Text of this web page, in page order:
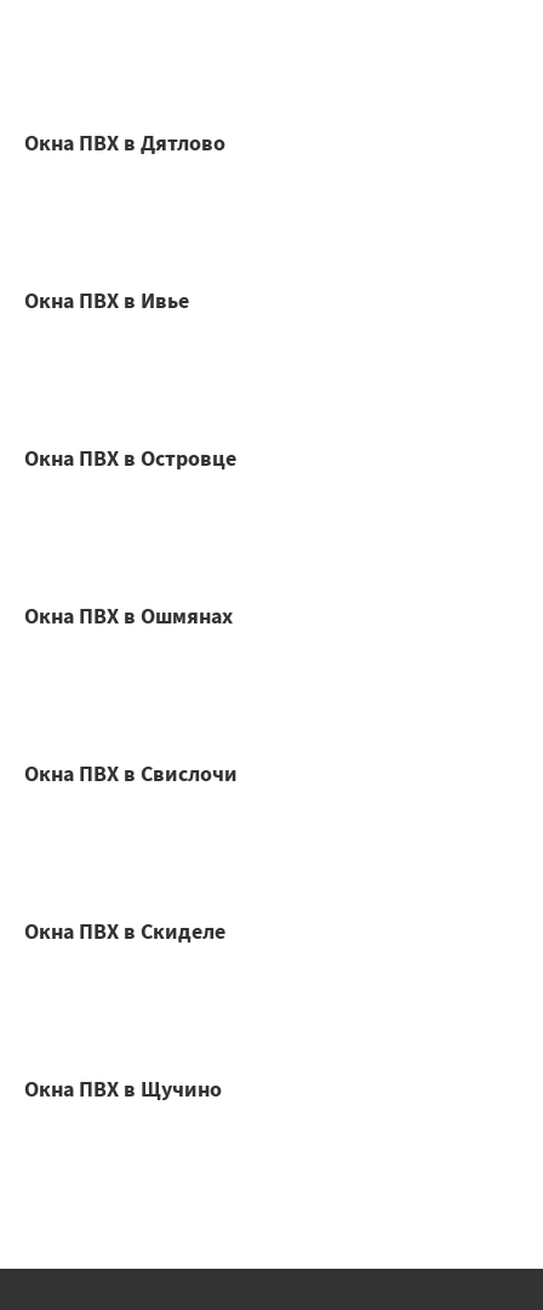
Окна ПВХ в Дятлово
Окна ПВХ в Ивье
Окна ПВХ в Островце
Окна ПВХ в Ошмянах
Окна ПВХ в Свислочи
Окна ПВХ в Скиделе
Окна ПВХ в Щучино